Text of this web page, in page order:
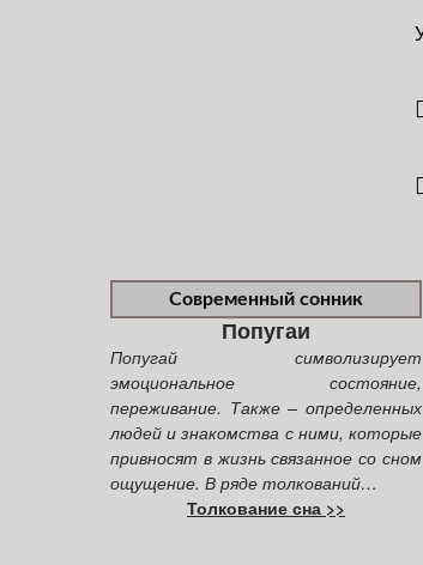
Современный сонник
Попугаи
Попугай символизирует
эмоциональное состояние,
переживание. Также – определенных
людей и знакомства с ними, которые
привносят в жизнь связанное со сном
ощущение. В ряде толкований…
Толкование сна >>